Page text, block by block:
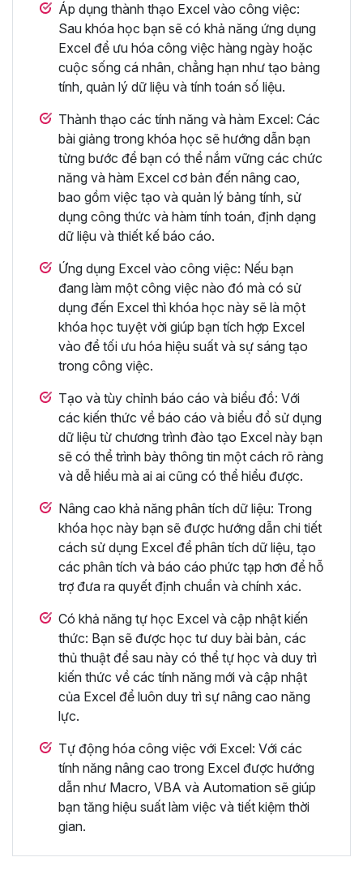
Áp dụng thành thạo Excel vào công việc:
Sau khóa học bạn sẽ có khả năng ứng dụng
Excel để ưu hóa công việc hàng ngày hoặc
cuộc sống cá nhân, chẳng hạn như tạo bảng
tính, quản lý dữ liệu và tính toán số liệu.
Thành thạo các tính năng và hàm Excel: Các
bài giảng trong khóa học sẽ hướng dẫn bạn
từng bước để bạn có thể nắm vững các chức
năng và hàm Excel cơ bản đến nâng cao,
bao gồm việc tạo và quản lý bảng tính, sử
dụng công thức và hàm tính toán, định dạng
dữ liệu và thiết kế báo cáo.
Ứng dụng Excel vào công việc: Nếu bạn
đang làm một công việc nào đó mà có sử
dụng đến Excel thì khóa học này sẽ là một
khóa học tuyệt vời giúp bạn tích hợp Excel
vào để tối ưu hóa hiệu suất và sự sáng tạo
trong công việc.
Tạo và tùy chỉnh báo cáo và biểu đồ: Với
các kiến thức về báo cáo và biểu đồ sử dụng
dữ liệu từ chương trình đào tạo Excel này bạn
sẽ có thể trình bày thông tin một cách rõ ràng
và dễ hiểu mà ai ai cũng có thể hiểu được.
Nâng cao khả năng phân tích dữ liệu: Trong
khóa học này bạn sẽ được hướng dẫn chi tiết
cách sử dụng Excel để phân tích dữ liệu, tạo
các phân tích và báo cáo phức tạp hơn để hỗ
trợ đưa ra quyết định chuẩn và chính xác.
Có khả năng tự học Excel và cập nhật kiến
thức: Bạn sẽ được học tư duy bài bản, các
thủ thuật để sau này có thể tự học và duy trì
kiến thức về các tính năng mới và cập nhật
của Excel để luôn duy trì sự nâng cao năng
lực.
Tự động hóa công việc với Excel: Với các
tính năng nâng cao trong Excel được hướng
dẫn như Macro, VBA và Automation sẽ giúp
bạn tăng hiệu suất làm việc và tiết kiệm thời
gian.